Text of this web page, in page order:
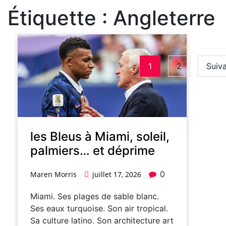
Étiquette : Angleterre
les Bleus à Miami, soleil,
palmiers… et déprime
Maren Morris juillet 17, 2026 0
Miami. Ses plages de sable blanc.
Ses eaux turquoise. Son air tropical.
Sa culture latino. Son architecture art
1 2